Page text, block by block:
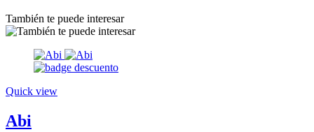
También te puede interesar
Quick view
Abi